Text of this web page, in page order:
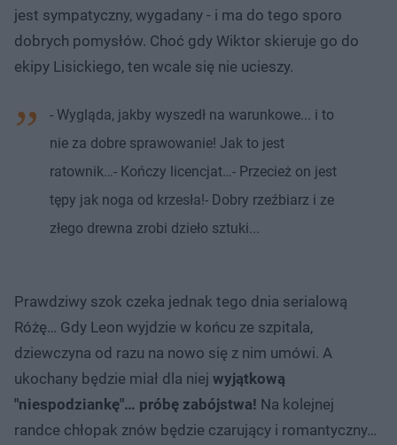
jest sympatyczny, wygadany - i ma do tego sporo
dobrych pomysłów. Choć gdy Wiktor skieruje go do
ekipy Lisickiego, ten wcale się nie ucieszy.
- Wygląda, jakby wyszedł na warunkowe... i to
nie za dobre sprawowanie! Jak to jest
ratownik…- Kończy licencjat…- Przecież on jest
tępy jak noga od krzesła!- Dobry rzeźbiarz i ze
złego drewna zrobi dzieło sztuki...
Prawdziwy szok czeka jednak tego dnia serialową
Różę… Gdy Leon wyjdzie w końcu ze szpitala,
dziewczyna od razu na nowo się z nim umówi. A
ukochany będzie miał dla niej wyjątkową
"niespodziankę"… próbę zabójstwa! Na kolejnej
randce chłopak znów będzie czarujący i romantyczny…